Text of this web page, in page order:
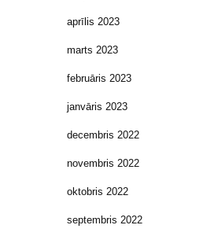
aprīlis 2023
marts 2023
februāris 2023
janvāris 2023
decembris 2022
novembris 2022
oktobris 2022
septembris 2022